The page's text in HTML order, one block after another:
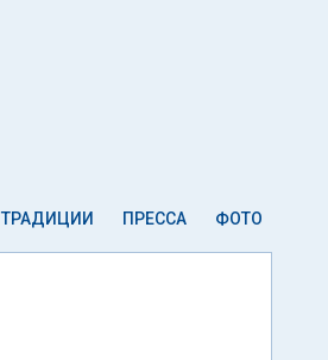
ТРАДИЦИИ ПРЕССА ФОТО